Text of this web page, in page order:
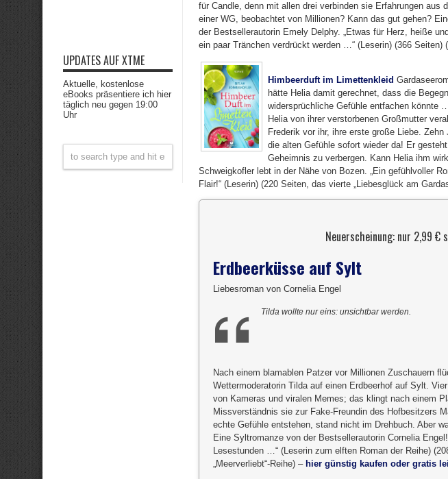
für Candle, denn mit allen drei verbinden sie Erfahrungen aus
einer WG, beobachtet von Millionen? Kann das gut gehen?
der Bestsellerautorin Emely Delphy. „Etwas für Herz, heiße
ein paar Tränchen verdrückt werden …“ (Leserin) (366 Seiten)
Himbeerduft im Limettenkleid
hätte Helia damit gerechnet, dass die
widersprüchliche Gefühle entfachen könnte
Helia von ihrer verstorbenen Großmutter
Frederik vor ihr, ihre erste große Liebe.
die alten Gefühle sofort wieder da! Er
Geheimnis zu verbergen. Kann Helia ihm
Schweigkofler lebt in der Nähe von Bozen. „Ein gefühlvoller
Flair!“ (Leserin) (220 Seiten, das vierte „Liebesglück am
Neuerscheinung: nur 2,99
Erdbeerküsse auf Sylt
Liebesroman von Cornelia Engel
Tilda wollte nur eins: unsichtbar werden.
Nach einem blamablen Patzer vor Millionen Zuschauern
Wettermoderatorin Tilda auf einen Erdbeerhof auf Sylt.
von Kameras und viralen Memes; das klingt nach einem
Missverständnis sie zur Fake-Freundin des Hofbesitzers
echte Gefühle entstehen, stand nicht im Drehbuch. Aber
Eine Syltromanze von der Bestsellerautorin Cornelia
Lesestunden …“ (Leserin zum elften Roman der Reihe)
„Meerverliebt“-Reihe) – hier günstig kaufen oder gratis
UPDATES AUF XTME
Aktuelle, kostenlose
eBooks präsentiere ich hier
täglich neu gegen 19:00
Uhr